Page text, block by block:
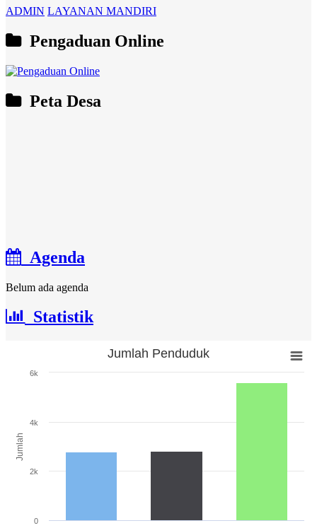
ADMIN LAYANAN MANDIRI
Pengaduan Online
Peta Desa
Agenda
Belum ada agenda
Statistik
Jumlah
Jumlah Penduduk
0
2k
4k
6k